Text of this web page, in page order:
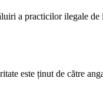
a practicilor ilegale
este ținut de către